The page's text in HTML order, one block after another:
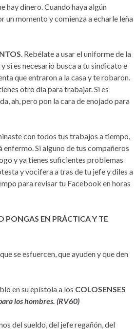
hay dinero. Cuando haya algún
momento y comienza a echarle leña
. Rebélate a usar el uniforme de la
si es necesario busca a tu sindicato e
que entraron a la casa y te robaron.
otro día para trabajar. Si es
ah, pero pon la cara de enojado para
con todos tus trabajos a tiempo,
Si alguno de tus compañeros
y ya tienes suficientes problemas
y vocifera a tras de tu jefe y diles a
para revisar tu Facebook en horas
PONGAS EN PRÁCTICA Y TE
se esfuercen, que ayuden y que den
en su epístola a los COLOSENSES
los hombres. (RV60)
del sueldo, del jefe regañón, del